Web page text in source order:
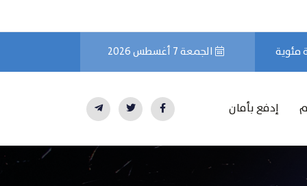
الجمعة 7 أغسطس 2026
إدفع بأمان